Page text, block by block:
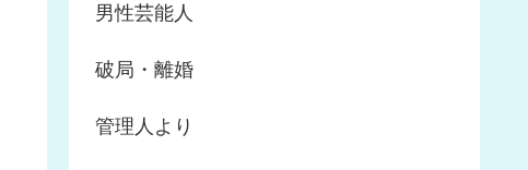
男性芸能人
破局・離婚
管理人より